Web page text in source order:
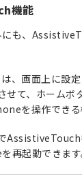
機能
も、
、画面上に設定
せて、ホームボ
を操作できる
再起動できます